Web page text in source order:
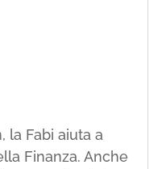
la Fabi aiuta a
Finanza. Anche